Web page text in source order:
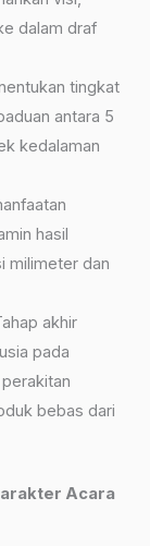
dalam draf
tingkat
antara 5
kedalaman
hasil
milimeter dan
akhir
pada
bebas dari
Acara